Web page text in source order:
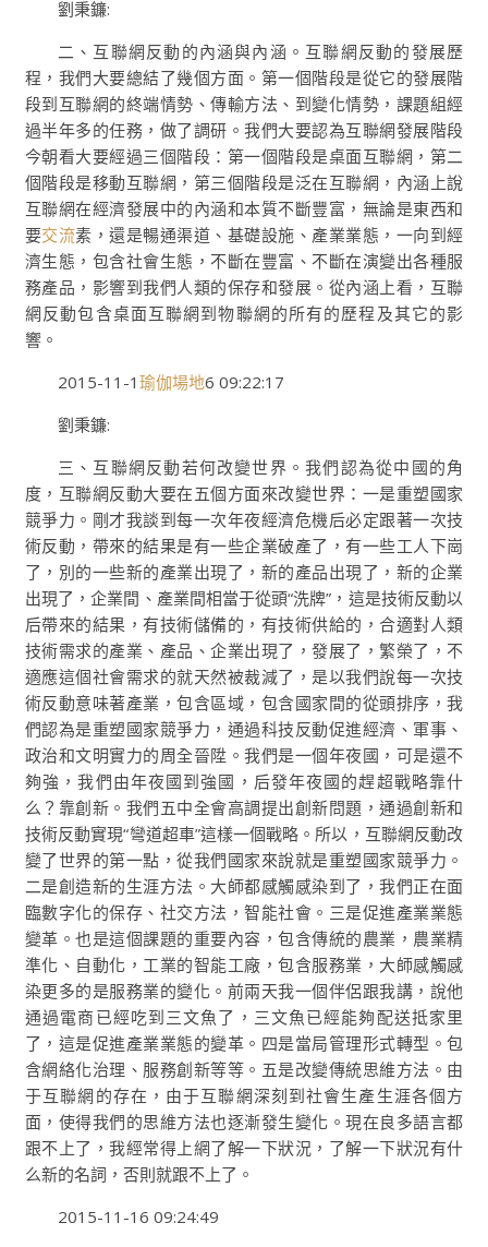
劉秉鐮:
二、互聯網反動的內涵與內涵。互聯網反動的發展歷
程，我們大要總結了幾個方面。第一個階段是從它的發展階
段到互聯網的終端情勢、傳輸方法、到變化情勢，課題組經
過半年多的任務，做了調研。我們大要認為互聯網發展階段
今朝看大要經過三個階段：第一個階段是桌面互聯網，第二
個階段是移動互聯網，第三個階段是泛在互聯網，內涵上說
互聯網在經濟發展中的內涵和本質不斷豐富，無論是東西和
要交流素，還是暢通渠道、基礎設施、產業業態，一向到經
濟生態，包含社會生態，不斷在豐富、不斷在演變出各種服
務產品，影響到我們人類的保存和發展。從內涵上看，互聯
網反動包含桌面互聯網到物聯網的所有的歷程及其它的影
響。
2015-11-1 瑜伽場地6 09:22:17
劉秉鐮:
三、互聯網反動若何改變世界。我們認為從中國的角
度，互聯網反動大要在五個方面來改變世界：一是重塑國家
競爭力。剛才我談到每一次年夜經濟危機后必定跟著一次技
術反動，帶來的結果是有一些企業破產了，有一些工人下崗
了，別的一些新的產業出現了，新的產品出現了，新的企業
出現了，企業間、產業間相當于從頭“洗牌”，這是技術反動以
后帶來的結果，有技術儲備的，有技術供給的，合適對人類
技術需求的產業、產品、企業出現了，發展了，繁榮了，不
適應這個社會需求的就天然被裁減了，是以我們說每一次技
術反動意味著產業，包含區域，包含國家間的從頭排序，我
們認為是重塑國家競爭力，通過科技反動促進經濟、軍事、
政治和文明實力的周全晉陞。我們是一個年夜國，可是還不
夠強，我們由年夜國到強國，后發年夜國的趕超戰略靠什
么？靠創新。我們五中全會高調提出創新問題，通過創新和
技術反動實現“彎道超車”這樣一個戰略。所以，互聯網反動改
變了世界的第一點，從我們國家來說就是重塑國家競爭力。
二是創造新的生涯方法。大師都感觸感染到了，我們正在面
臨數字化的保存、社交方法，智能社會。三是促進產業業態
變革。也是這個課題的重要內容，包含傳統的農業，農業精
準化、自動化，工業的智能工廠，包含服務業，大師感觸感
染更多的是服務業的變化。前兩天我一個伴侶跟我講，說他
通過電商已經吃到三文魚了，三文魚已經能夠配送抵家里
了，這是促進產業業態的變革。四是當局管理形式轉型。包
含網絡化治理、服務創新等等。五是改變傳統思維方法。由
于互聯網的存在，由于互聯網深刻到社會生產生涯各個方
面，使得我們的思維方法也逐漸發生變化。現在良多語言都
跟不上了，我經常得上網了解一下狀況，了解一下狀況有什
么新的名詞，否則就跟不上了。
2015-11-16 09:24:49